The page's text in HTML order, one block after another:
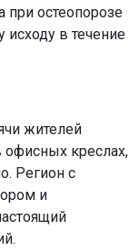
остеопорозе
исходу в течение
жителей
креслах,
Регион с
и